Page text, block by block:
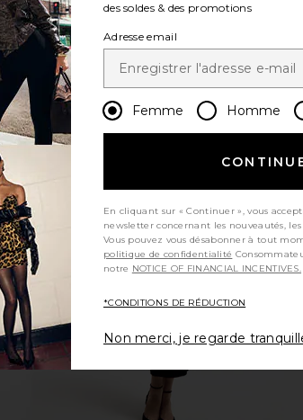
MORE TO COME Violetta Mini Dress
in Teal Floral
MORE TO COME
$84
des soldes & des promotions
Adresse email
Femme Homme
En cliquant sur « Continuer », vous
newsletter concernant les nouveautés,
Vous pouvez vous désabonner à tout
politique de confidentialité
notre NOTICE OF FINANCIAL INCENTIVES.
*CONDITIONS DE RÉDUCTION
Non merci, je regarde